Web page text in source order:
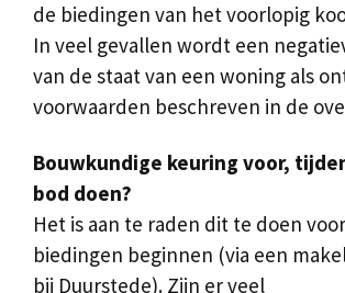
de biedingen van het voorlopig
In veel gevallen wordt een
van de staat van een woning als
voorwaarden beschreven in de
Bouwkundige keuring voor,
bod doen?
Het is aan te raden dit te doen
biedingen beginnen (via een
bij Duurstede). Zijn er veel